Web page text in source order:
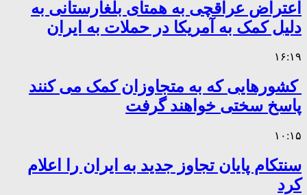
اعتراض عراقچی به همتای بلغارستانی به
دلیل کمک به آمریکا در حملات به ایران
۱۶:۱۹
کشورهایی که به متجاوزان کمک می کنند
پاسخ سختی خواهند گرفت
۱۰:۱۵
سنتکام پایان تجاوز جدید به ایران را اعلام
کرد